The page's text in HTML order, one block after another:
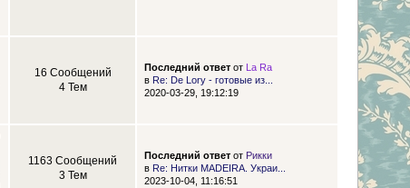
16 Сообщений
4 Тем
Последний ответот
La Ra
в Re: De Lory - готовые из...
2020-03-29, 19:12:19
1163 Сообщений
3 Тем
Последний ответот Рикки
в Re: Нитки MADEIRA. Украи...
2023-10-04, 11:16:51